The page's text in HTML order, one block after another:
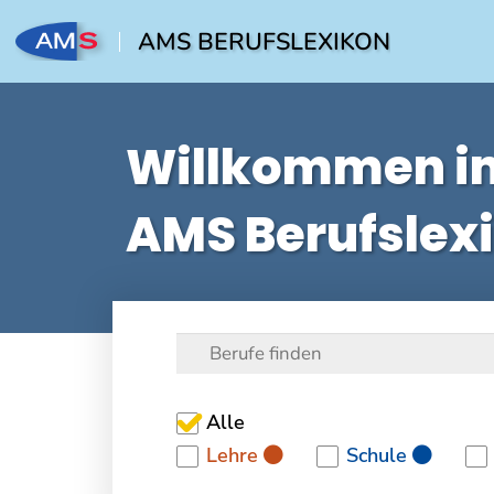
AMS BERUFSLEXIKON
Willkommen
AMS
Alle
Lehre
Schule